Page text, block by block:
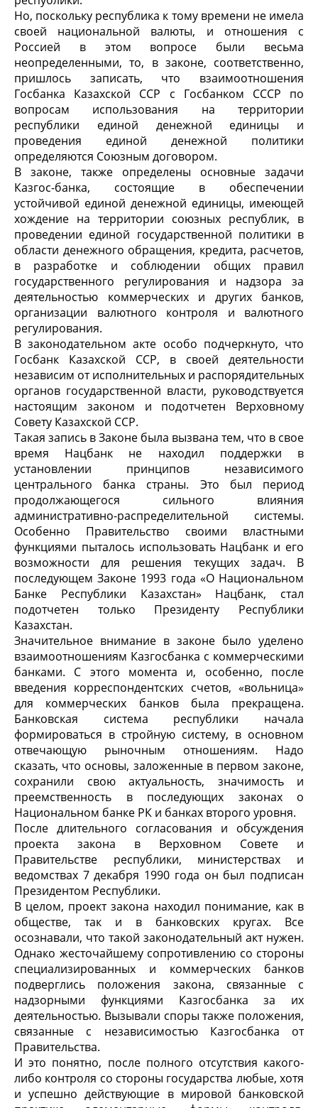
Но, поскольку республика к тому времени не имела
своей национальной валюты, и отношения с
Россией в этом вопросе были весьма
неопределенными, то, в законе, соответственно,
пришлось записать, что взаимоотношения
Госбанка Казахской ССР с Госбанком СССР по
вопросам использования на территории
республики единой денежной единицы и
проведения единой денежной политики
определяются Союзным договором.
В законе, также определены основные задачи
Казгос-банка, состоящие в обеспечении
устойчивой единой денежной единицы, имеющей
хождение на территории союзных республик, в
проведении единой государственной политики в
области денежного обращения, кредита, расчетов,
в разработке и соблюдении общих правил
государственного регулирования и надзора за
деятельностью коммерческих и других банков,
организации валютного контроля и валютного
регулирования.
В законодательном акте особо подчеркнуто, что
Госбанк Казахской ССР, в своей деятельности
независим от исполнительных и распорядительных
органов государственной власти, руководствуется
настоящим законом и подотчетен Верховному
Совету Казахской ССР.
Такая запись в Законе была вызвана тем, что в свое
время Нацбанк не находил поддержки в
установлении принципов независимого
центрального банка страны. Это был период
продолжающегося сильного влияния
административно-распределительной системы.
Особенно Правительство своими властными
функциями пыталось использовать Нацбанк и его
возможности для решения текущих задач. В
последующем Законе 1993 года «О Национальном
Банке Республики Казахстан» Нацбанк, стал
подотчетен только Президенту Республики
Казахстан.
Значительное внимание в законе было уделено
взаимоотношениям Казгосбанка с коммерческими
банками. С этого момента и, особенно, после
введения корреспондентских счетов, «вольница»
для коммерческих банков была прекращена.
Банковская система республики начала
формироваться в стройную систему, в основном
отвечающую рыночным отношениям. Надо
сказать, что основы, заложенные в первом законе,
сохранили свою актуальность, значимость и
преемственность в последующих законах о
Национальном банке РК и банках второго уровня.
После длительного согласования и обсуждения
проекта закона в Верховном Совете и
Правительстве республики, министерствах и
ведомствах 7 декабря 1990 года он был подписан
Президентом Республики.
В целом, проект закона находил понимание, как в
обществе, так и в банковских кругах. Все
осознавали, что такой законодательный акт нужен.
Однако жесточайшему сопротивлению со стороны
специализированных и коммерческих банков
подверглись положения закона, связанные с
надзорными функциями Казгосбанка за их
деятельностью. Вызывали споры также положения,
связанные с независимостью Казгосбанка от
Правительства.
И это понятно, после полного отсутствия какого-
либо контроля со стороны государства любые, хотя
и успешно действующие в мировой банковской